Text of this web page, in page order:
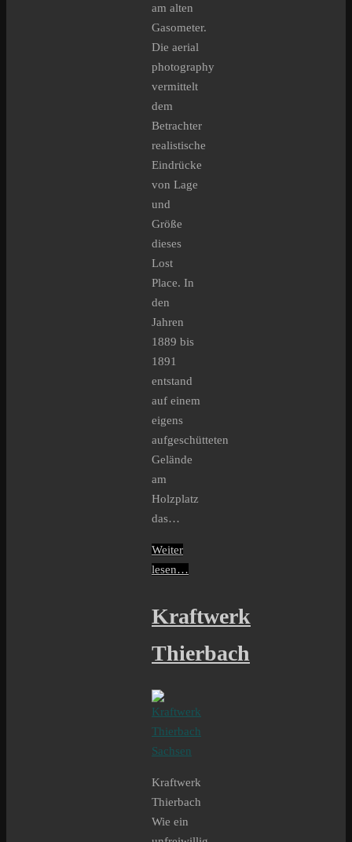
am alten
Gasometer.
Die aerial
photography
vermittelt
dem
Betrachter
realistische
Eindrücke
von Lage
und
Größe
dieses
Lost
Place. In
den
Jahren
1889 bis
1891
entstand
auf einem
eigens
aufgeschütteten
Gelände
am
Holzplatz
das…
Weiter
lesen…
Kraftwerk
Thierbach
Kraftwerk
Thierbach
Wie ein